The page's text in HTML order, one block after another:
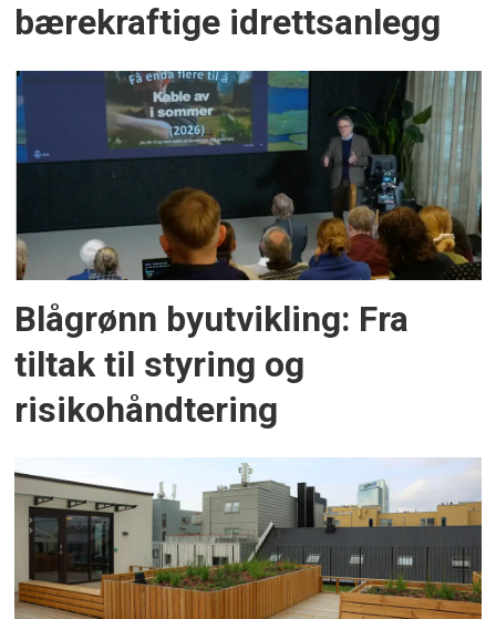
bærekraftige idrettsanlegg
Blågrønn byutvikling: Fra
tiltak til styring og
risikohåndtering